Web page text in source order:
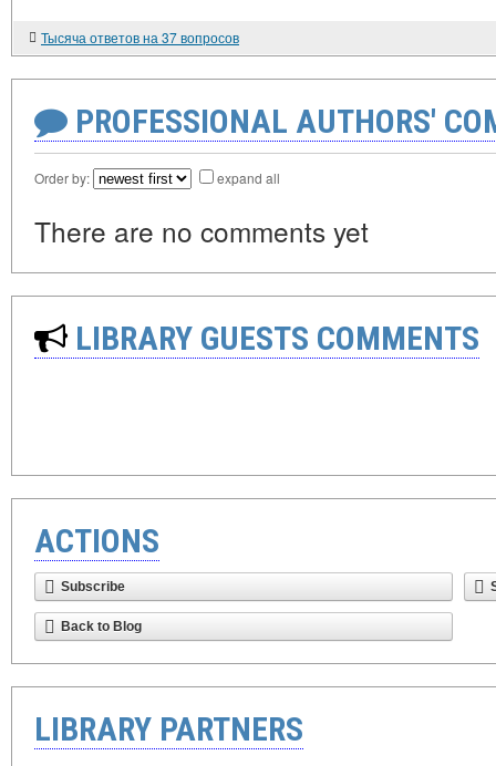
Тысяча ответов на 37 вопросов
PROFESSIONAL AUTHORS'
Order by: expand all
There are no comments yet
LIBRARY GUESTS COMMENTS
ACTIONS
Subscribe
Back to Blog
LIBRARY PARTNERS